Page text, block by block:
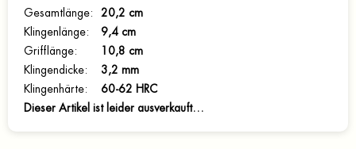
Gesamtlänge:
20,2 cm
Klingenlänge:
9,4 cm
Grifflänge:
10,8 cm
Klingendicke:
3,2 mm
Klingenhärte:
60-62 HRC
Dieser Artikel ist leider ausverkauft…